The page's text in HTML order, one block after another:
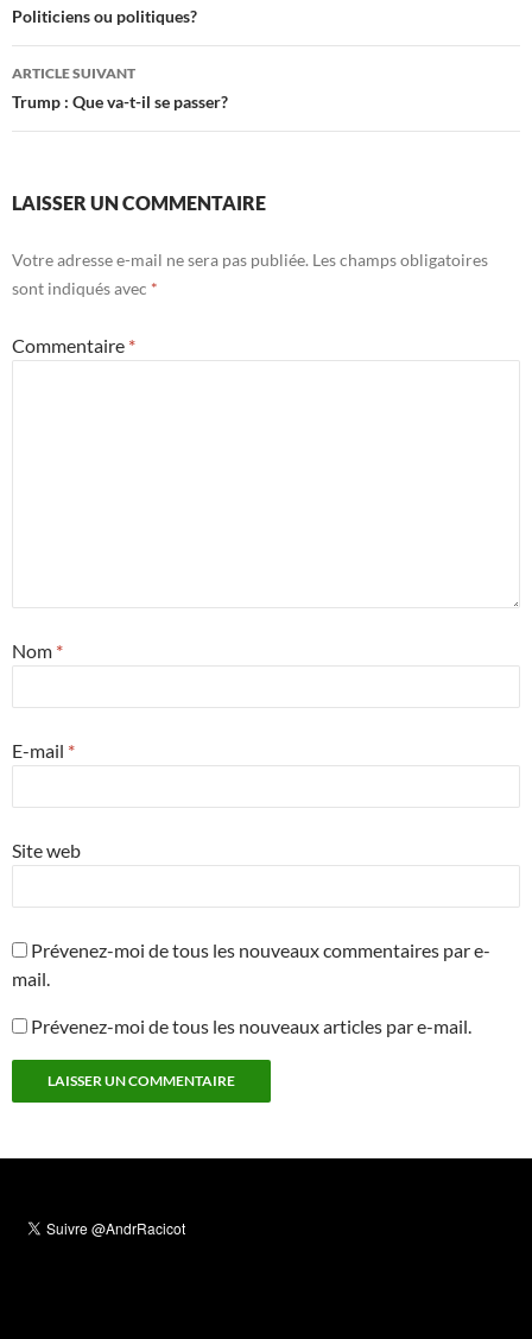
des
articles
Politiciens ou politiques?
ARTICLE SUIVANT
Trump : Que va-t-il se passer?
LAISSER UN COMMENTAIRE
Votre adresse e-mail ne sera pas publiée. Les champs obligatoires
sont indiqués avec *
Commentaire *
Nom *
E-mail *
Site web
Prévenez-moi de tous les nouveaux commentaires par e-
mail.
Prévenez-moi de tous les nouveaux articles par e-mail.